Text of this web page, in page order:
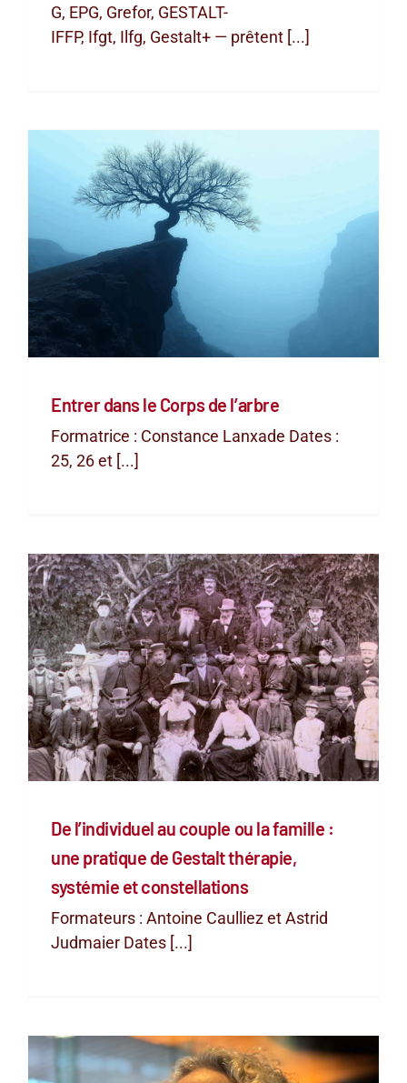
G, EPG, Grefor, GESTALT-
IFFP, Ifgt, Ilfg, Gestalt+ — prêtent [...]
Entrer dans le Corps de l’arbre
Formatrice : Constance Lanxade Dates :
25, 26 et [...]
De l’individuel au couple ou la famille :
une pratique de Gestalt thérapie,
systémie et constellations
Formateurs : Antoine Caulliez et Astrid
Judmaier Dates [...]